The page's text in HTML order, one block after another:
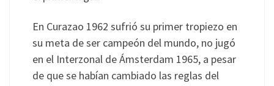
En Curazao 1962 sufrió su primer tropiezo en
su meta de ser campeón del mundo, no jugó
en el Interzonal de Ámsterdam 1965, a pesar
de que se habían cambiado las reglas del